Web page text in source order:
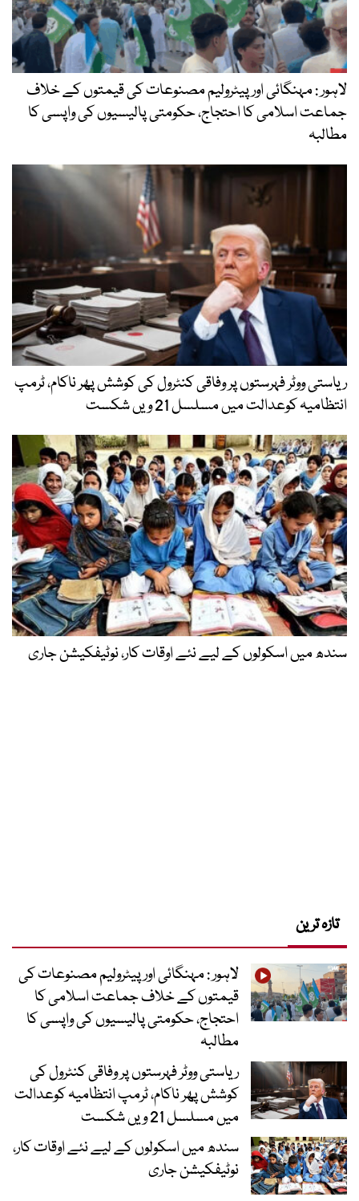
لاہور : مہنگائی اور پیٹرولیم مصنوعات کی قیمتوں کے خلاف
جماعت اسلامی کا احتجاج، حکومتی پالیسیوں کی واپسی کا
مطالبہ
ریاستی ووٹر فہرستوں پر وفاقی کنٹرول کی کوشش پھر ناکام، ٹرمپ
انتظامیہ کوعدالت میں مسلسل 21 ویں شکست
سندھ میں اسکولوں کے لیے نئے اوقات کار، نوٹیفکیشن جاری
تازہ ترین
لاہور : مہنگائی اور پیٹرولیم مصنوعات کی
قیمتوں کے خلاف جماعت اسلامی کا
احتجاج، حکومتی پالیسیوں کی واپسی کا
مطالبہ
ریاستی ووٹر فہرستوں پر وفاقی کنٹرول کی
کوشش پھر ناکام، ٹرمپ انتظامیہ کوعدالت
میں مسلسل 21 ویں شکست
سندھ میں اسکولوں کے لیے نئے اوقات کار،
نوٹیفکیشن جاری